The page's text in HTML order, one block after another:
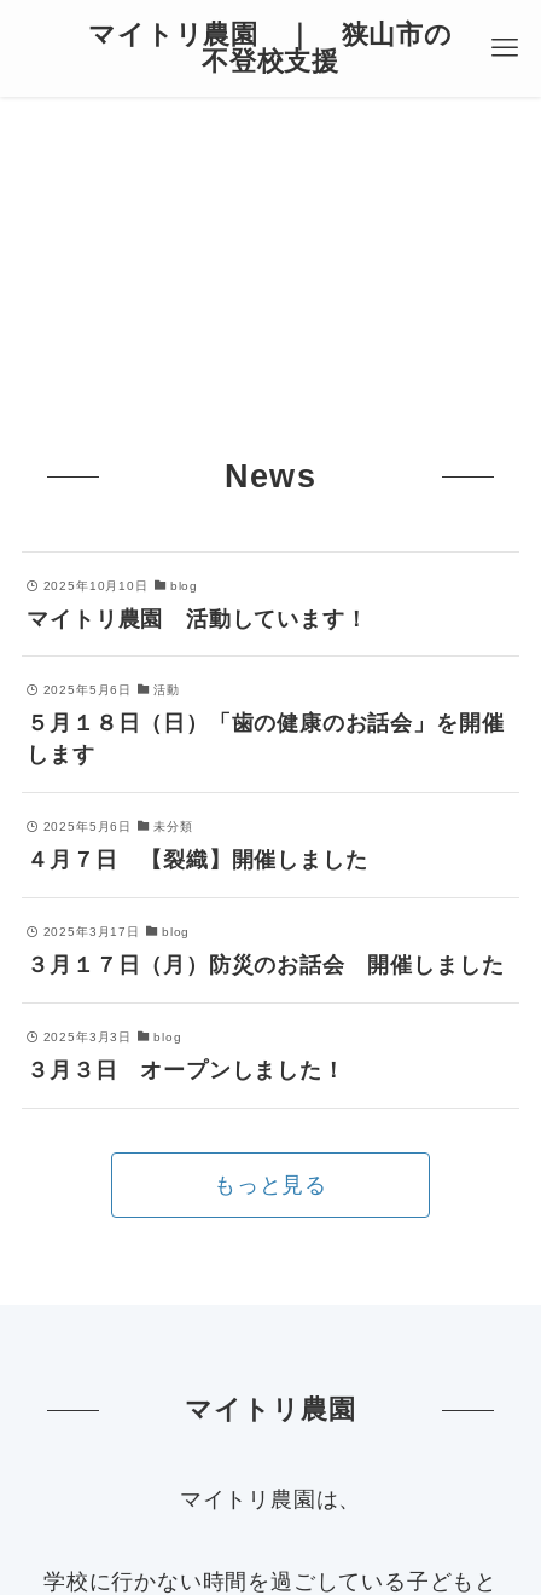
マイトリ農園 ｜ 狭山市の
不登校支援
News
2025年10月10日 blog
マイトリ農園 活動しています！
2025年5月6日 活動
５月１８日（日）「歯の健康のお話会」を開催
します
2025年5月6日 未分類
４月７日 【裂織】開催しました
2025年3月17日 blog
３月１７日（月）防災のお話会 開催しました
2025年3月3日 blog
３月３日 オープンしました！
もっと見る
マイトリ農園
マイトリ農園は、
学校に行かない時間を過ごしている子どもと